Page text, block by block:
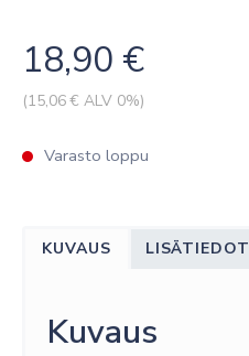
18,90 €
(15,06€ ALV 0%)
Varasto loppu
KUVAUS LISÄTIEDOT
Kuvaus